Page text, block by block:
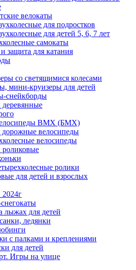
велокаты
для подростков
для детей 5, 6, 7 лет
самокаты
защита для катания
со светящимися колесами
мини-круизеры для детей
снейкборды
BMX (БМХ)
дорожные велосипеды
велосипеды
роликовые
ролики
для детей и взрослых
лыжах для детей
ледянки
с палками и креплениями
для детей
Игры на улице